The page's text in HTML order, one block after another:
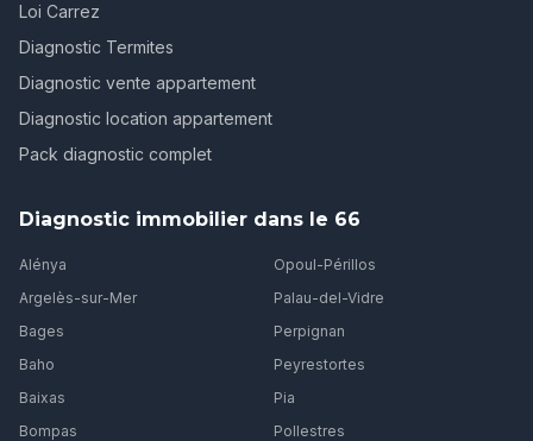
Loi Carrez
Diagnostic Termites
Diagnostic vente appartement
Diagnostic location appartement
Pack diagnostic complet
Diagnostic immobilier dans le 66
Alénya
Argelès-sur-Mer
Bages
Baho
Baixas
Bompas
Opoul-Périllos
Palau-del-Vidre
Perpignan
Peyrestortes
Pia
Pollestres